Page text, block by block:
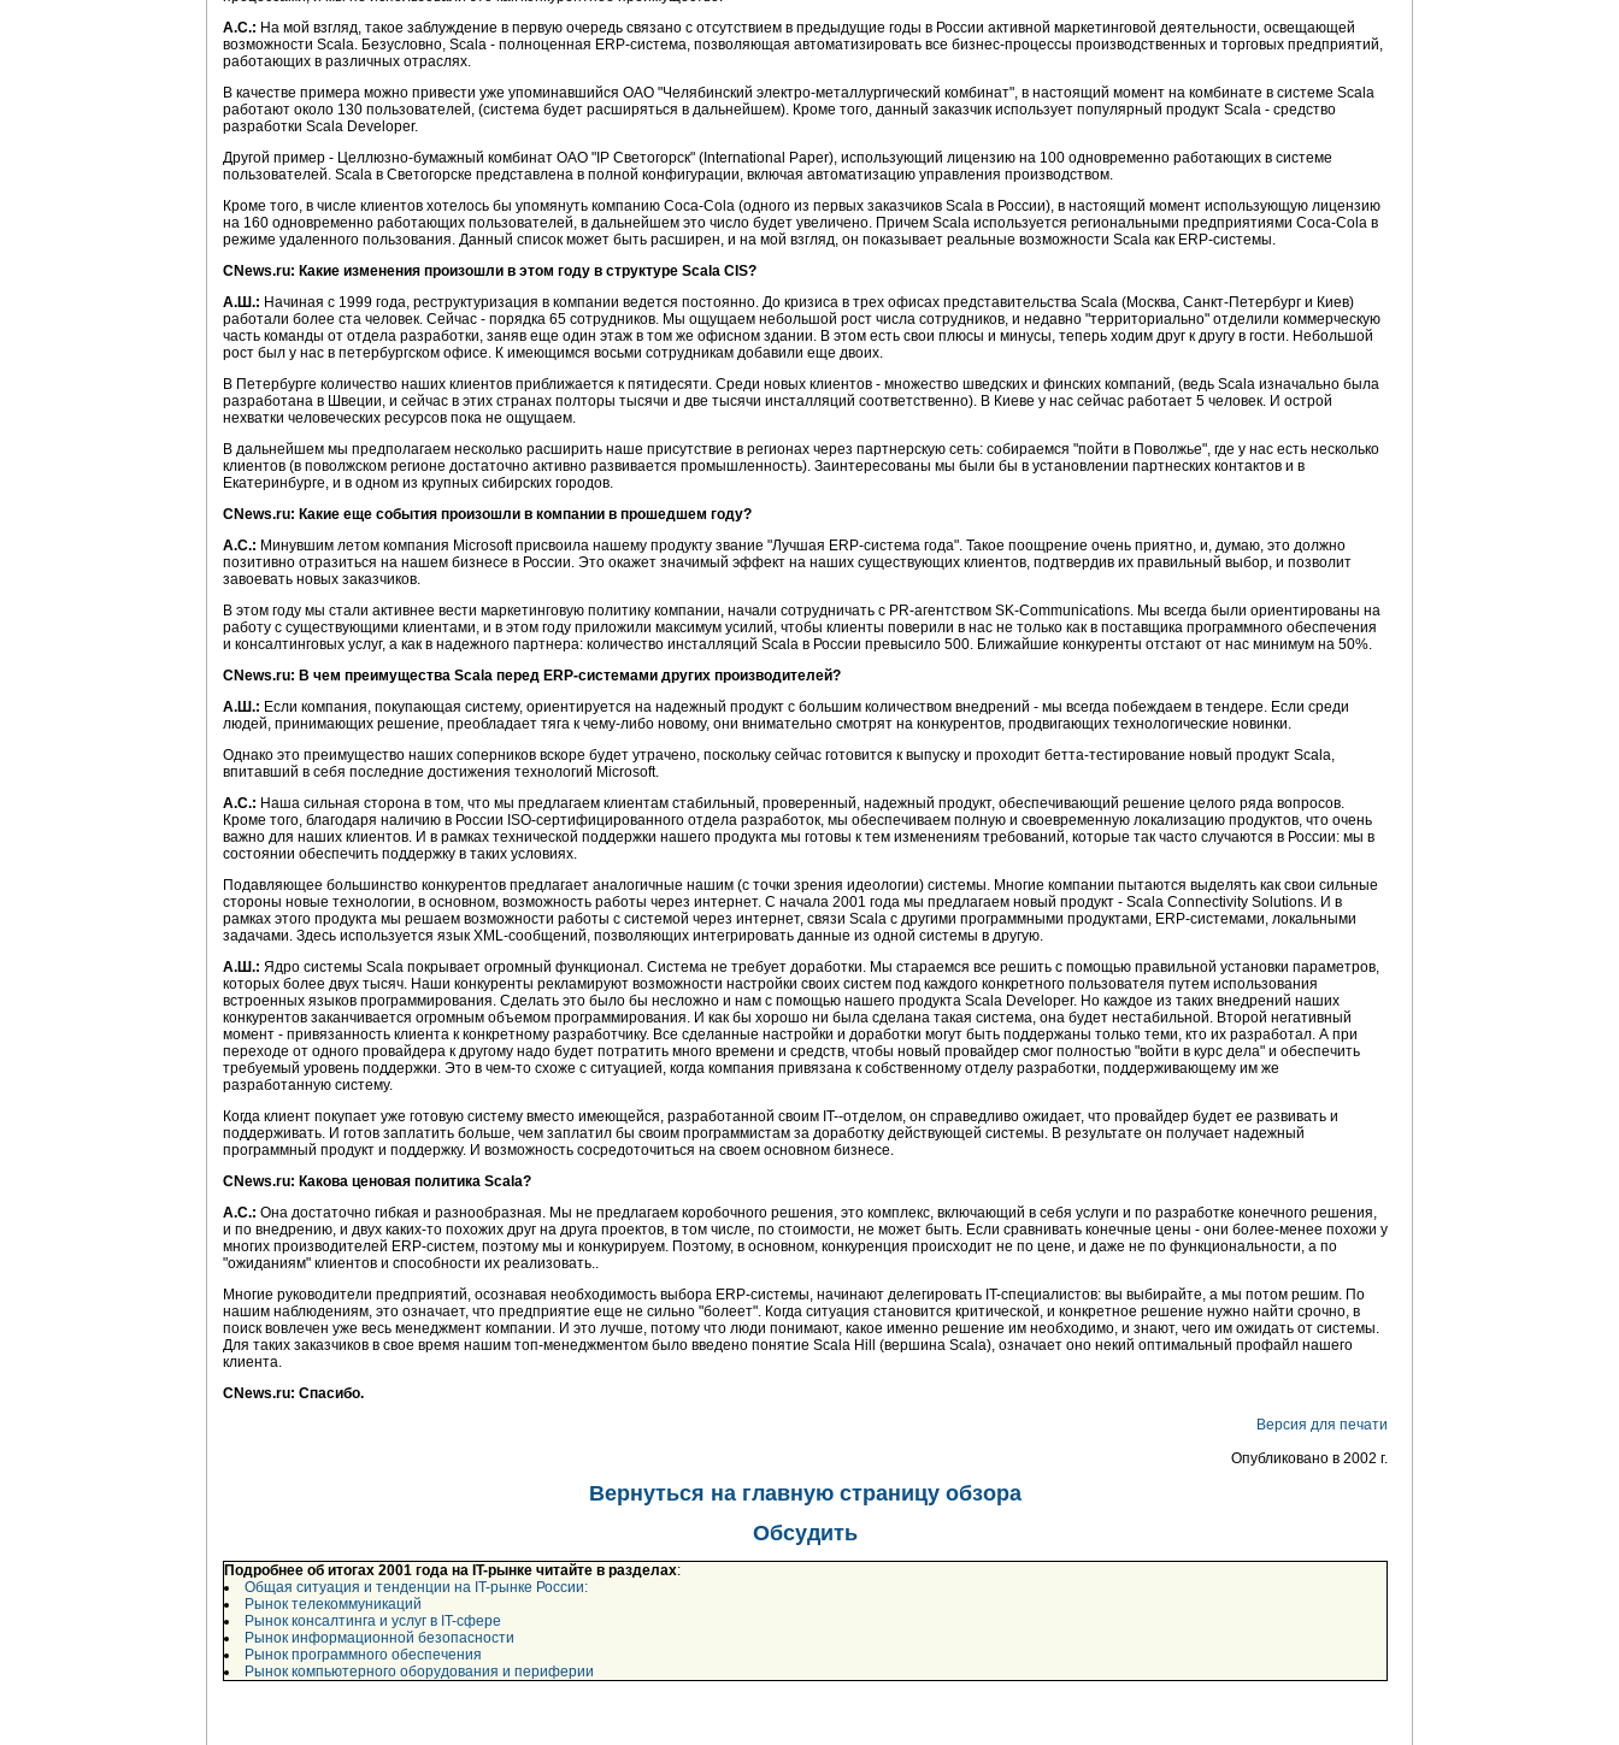
А.С.: На мой взгляд, такое заблуждение в первую очередь связано с отсутствием в предыдущие годы в России активной маркетинговой деятельности, освещающей
возможности Scala. Безусловно, Scala - полноценная ERP-система, позволяющая автоматизировать все бизнес-процессы производственных и торговых предприятий,
работающих в различных отраслях.
В качестве примера можно привести уже упоминавшийся ОАО "Челябинский электро-металлургический комбинат", в настоящий момент на комбинате в системе Scala
работают около 130 пользователей, (система будет расширяться в дальнейшем). Кроме того, данный заказчик использует популярный продукт Scala - средство
разработки Scala Developer.
Другой пример - Целлюзно-бумажный комбинат ОАО "IP Светогорск" (International Paper), использующий лицензию на 100 одновременно работающих в системе
пользователей. Scala в Светогорске представлена в полной конфигурации, включая автоматизацию управления производством.
Кроме того, в числе клиентов хотелось бы упомянуть компанию Coca-Cola (одного из первых заказчиков Scala в России), в настоящий момент использующую лицензию
на 160 одновременно работающих пользователей, в дальнейшем это число будет увеличено. Причем Scala используется региональными предприятиями Coca-Cola в
режиме удаленного пользования. Данный список может быть расширен, и на мой взгляд, он показывает реальные возможности Scala как ERP-системы.
CNews.ru: Какие изменения произошли в этом году в структуре Scala CIS?
А.Ш.: Начиная с 1999 года, реструктуризация в компании ведется постоянно. До кризиса в трех офисах представительства Scala (Москва, Санкт-Петербург и Киев)
работали более ста человек. Сейчас - порядка 65 сотрудников. Мы ощущаем небольшой рост числа сотрудников, и недавно "территориально" отделили коммерческую
часть команды от отдела разработки, заняв еще один этаж в том же офисном здании. В этом есть свои плюсы и минусы, теперь ходим друг к другу в гости. Небольшой
рост был у нас в петербургском офисе. К имеющимся восьми сотрудникам добавили еще двоих.
В Петербурге количество наших клиентов приближается к пятидесяти. Среди новых клиентов - множество шведских и финских компаний, (ведь Scala изначально была
разработана в Швеции, и сейчас в этих странах полторы тысячи и две тысячи инсталляций соответственно). В Киеве у нас сейчас работает 5 человек. И острой
нехватки человеческих ресурсов пока не ощущаем.
В дальнейшем мы предполагаем несколько расширить наше присутствие в регионах через партнерскую сеть: собираемся "пойти в Поволжье", где у нас есть несколько
клиентов (в поволжском регионе достаточно активно развивается промышленность). Заинтересованы мы были бы в установлении партнеских контактов и в
Екатеринбурге, и в одном из крупных сибирских городов.
CNews.ru: Какие еще события произошли в компании в прошедшем году?
А.С.: Минувшим летом компания Microsoft присвоила нашему продукту звание "Лучшая ERP-система года". Такое поощрение очень приятно, и, думаю, это должно
позитивно отразиться на нашем бизнесе в России. Это окажет значимый эффект на наших существующих клиентов, подтвердив их правильный выбор, и позволит
завоевать новых заказчиков.
В этом году мы стали активнее вести маркетинговую политику компании, начали сотрудничать с PR-агентством SK-Communications. Мы всегда были ориентированы на
работу с существующими клиентами, и в этом году приложили максимум усилий, чтобы клиенты поверили в нас не только как в поставщика программного обеспечения
и консалтинговых услуг, а как в надежного партнера: количество инсталляций Scala в России превысило 500. Ближайшие конкуренты отстают от нас минимум на 50%.
CNews.ru: В чем преимущества Scala перед ЕRP-системами других производителей?
А.Ш.: Если компания, покупающая систему, ориентируется на надежный продукт с большим количеством внедрений - мы всегда побеждаем в тендере. Если среди
людей, принимающих решение, преобладает тяга к чему-либо новому, они внимательно смотрят на конкурентов, продвигающих технологические новинки.
Однако это преимущество наших соперников вскоре будет утрачено, поскольку сейчас готовится к выпуску и проходит бетта-тестирование новый продукт Scala,
впитавший в себя последние достижения технологий Microsoft.
А.С.: Наша сильная сторона в том, что мы предлагаем клиентам стабильный, проверенный, надежный продукт, обеспечивающий решение целого ряда вопросов.
Кроме того, благодаря наличию в России ISO-сертифицированного отдела разработок, мы обеспечиваем полную и своевременную локализацию продуктов, что очень
важно для наших клиентов. И в рамках технической поддержки нашего продукта мы готовы к тем изменениям требований, которые так часто случаются в России: мы в
состоянии обеспечить поддержку в таких условиях.
Подавляющее большинство конкурентов предлагает аналогичные нашим (с точки зрения идеологии) системы. Многие компании пытаются выделять как свои сильные
стороны новые технологии, в основном, возможность работы через интернет. С начала 2001 года мы предлагаем новый продукт - Scala Connectivity Solutions. И в
рамках этого продукта мы решаем возможности работы с системой через интернет, связи Scala с другими программными продуктами, ЕRP-системами, локальными
задачами. Здесь используется язык XML-сообщений, позволяющих интегрировать данные из одной системы в другую.
А.Ш.: Ядро системы Scala покрывает огромный функционал. Система не требует доработки. Мы стараемся все решить с помощью правильной установки параметров,
которых более двух тысяч. Наши конкуренты рекламируют возможности настройки своих систем под каждого конкретного пользователя путем использования
встроенных языков программирования. Сделать это было бы несложно и нам с помощью нашего продукта Scala Developer. Но каждое из таких внедрений наших
конкурентов заканчивается огромным объемом программирования. И как бы хорошо ни была сделана такая система, она будет нестабильной. Второй негативный
момент - привязанность клиента к конкретному разработчику. Все сделанные настройки и доработки могут быть поддержаны только теми, кто их разработал. А при
переходе от одного провайдера к другому надо будет потратить много времени и средств, чтобы новый провайдер смог полностью "войти в курс дела" и обеспечить
требуемый уровень поддержки. Это в чем-то схоже с ситуацией, когда компания привязана к собственному отделу разработки, поддерживающему им же
разработанную систему.
Когда клиент покупает уже готовую систему вместо имеющейся, разработанной своим IT--отделом, он справедливо ожидает, что провайдер будет ее развивать и
поддерживать. И готов заплатить больше, чем заплатил бы своим программистам за доработку действующей системы. В результате он получает надежный
программный продукт и поддержку. И возможность сосредоточиться на своем основном бизнесе.
CNews.ru: Какова ценовая политика Scala?
А.С.: Она достаточно гибкая и разнообразная. Мы не предлагаем коробочного решения, это комплекс, включающий в себя услуги и по разработке конечного решения,
и по внедрению, и двух каких-то похожих друг на друга проектов, в том числе, по стоимости, не может быть. Если сравнивать конечные цены - они более-менее похожи у
многих производителей ЕRP-систем, поэтому мы и конкурируем. Поэтому, в основном, конкуренция происходит не по цене, и даже не по функциональности, а по
"ожиданиям" клиентов и способности их реализовать..
Многие руководители предприятий, осознавая необходимость выбора ЕRP-системы, начинают делегировать IT-специалистов: вы выбирайте, а мы потом решим. По
нашим наблюдениям, это означает, что предприятие еще не сильно "болеет". Когда ситуация становится критической, и конкретное решение нужно найти срочно, в
поиск вовлечен уже весь менеджмент компании. И это лучше, потому что люди понимают, какое именно решение им необходимо, и знают, чего им ожидать от системы.
Для таких заказчиков в свое время нашим топ-менеджментом было введено понятие Scala Hill (вершина Scala), означает оно некий оптимальный профайл нашего
клиента.
CNews.ru: Спасибо.
Версия для печати
Опубликовано в 2002 г.
Вернуться на главную страницу обзора
Обсудить
Подробнее об итогах 2001 года на IT-рынке читайте в разделах:
Общая ситуация и тенденции на IT-рынке России:
Рынок телекоммуникаций
Рынок консалтинга и услуг в IT-сфере
Рынок информационной безопасности
Рынок программного обеспечения
Рынок компьютерного оборудования и периферии